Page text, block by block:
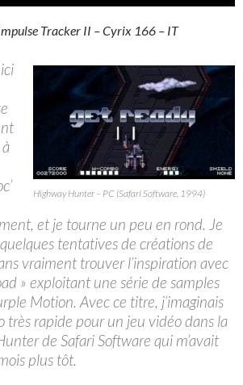
Tracker II – Cyrix 166 – IT
Highway Hunter – PC (Safari Software, 1994)
et je tourne un peu en rond. Je
tentatives de créations de
vraiment trouver l’inspiration avec
» exploitant une série de samples
Motion. Avec ce titre, j’imaginais
très rapide pour un jeu vidéo dans la
de Safari Software qui m’avait
plus tôt.